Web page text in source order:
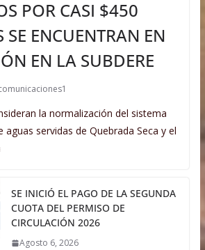
POR CASI $450
SE ENCUENTRAN EN
EN LA SUBDERE
la normalización del sistema
servidas de Quebrada Seca y el
SE INICIÓ EL PAGO DE LA SEGUNDA
CUOTA DEL PERMISO DE
CIRCULACIÓN 2026
Agosto 6, 2026